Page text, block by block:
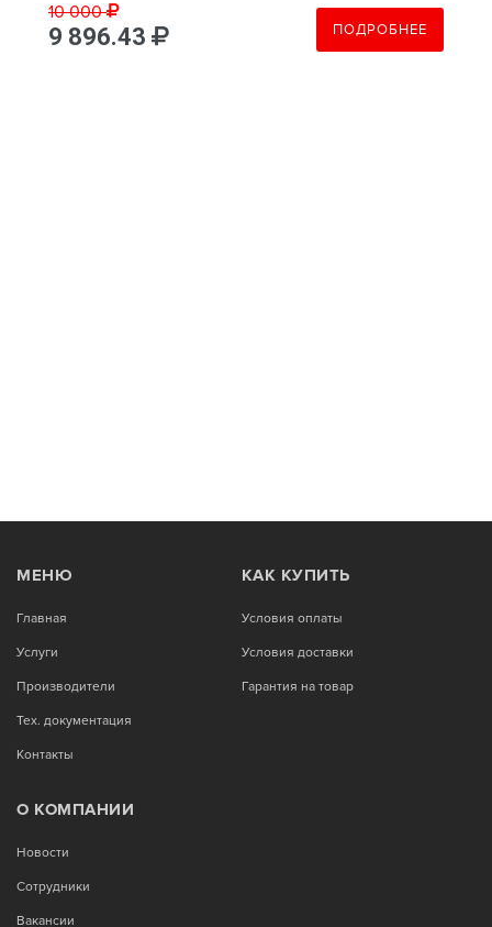
10 000
9 896.43 ПОДРОБНЕЕ
МЕНЮ
Главная
Услуги
Производители
Тех. документация
Контакты
КАК КУПИТЬ
Условия оплаты
Условия доставки
Гарантия на товар
О КОМПАНИИ
Новости
Сотрудники
Вакансии